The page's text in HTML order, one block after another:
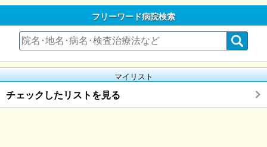
フリーワード病院検索
マイリスト
チェックしたリストを見る